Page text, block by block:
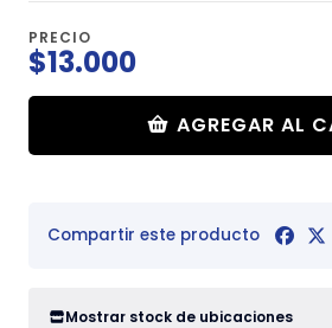
PRECIO
$13.000
AGREGAR AL
Compartir este producto
Mostrar stock de ubicaciones